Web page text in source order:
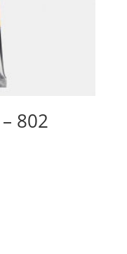
802